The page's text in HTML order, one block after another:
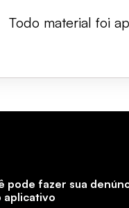
Todo material foi
pode fazer sua
aplicativo